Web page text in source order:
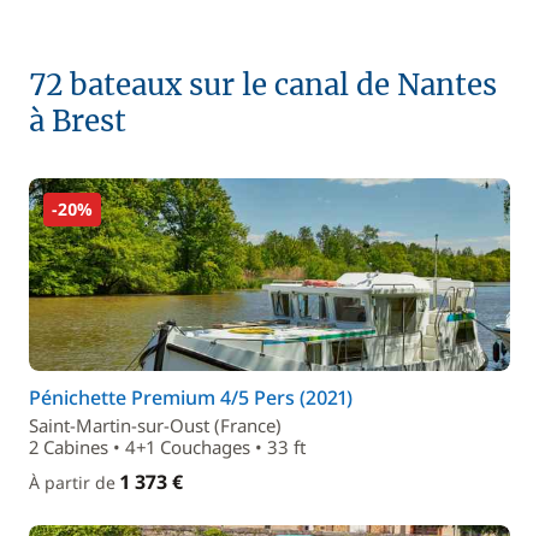
72 bateaux sur le canal de Nantes
à Brest
-20%
Pénichette Premium 4/5 Pers (2021)
Saint-Martin-sur-Oust (France)
2 Cabines • 4+1 Couchages • 33 ft
À partir de 1 373 €